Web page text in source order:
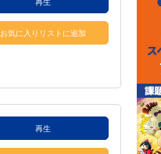
お気に入りリストに追加
再生